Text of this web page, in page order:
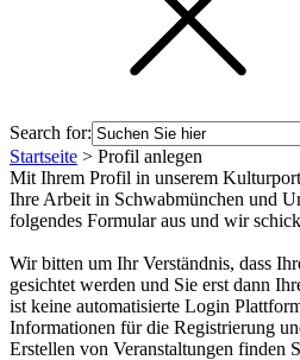
Search for:
Startseite > Profil anlegen
Mit Ihrem Profil in unserem
Ihre Arbeit in Schwabmünchen und
folgendes Formular aus und wir
Wir bitten um Ihr Verständnis, dass
gesichtet werden und Sie erst dann
ist keine automatisierte Login
Informationen für die Registrierung
Erstellen von Veranstaltungen finden